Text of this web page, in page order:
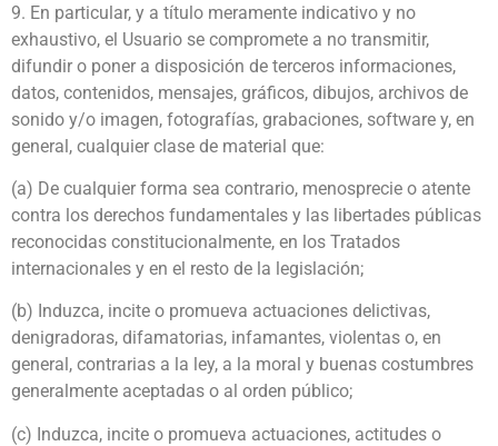
9. En particular, y a título meramente indicativo y no
exhaustivo, el Usuario se compromete a no transmitir,
difundir o poner a disposición de terceros informaciones,
datos, contenidos, mensajes, gráficos, dibujos, archivos de
sonido y/o imagen, fotografías, grabaciones, software y, en
general, cualquier clase de material que:
(a) De cualquier forma sea contrario, menosprecie o atente
contra los derechos fundamentales y las libertades públicas
reconocidas constitucionalmente, en los Tratados
internacionales y en el resto de la legislación;
(b) Induzca, incite o promueva actuaciones delictivas,
denigradoras, difamatorias, infamantes, violentas o, en
general, contrarias a la ley, a la moral y buenas costumbres
generalmente aceptadas o al orden público;
(c) Induzca, incite o promueva actuaciones, actitudes o